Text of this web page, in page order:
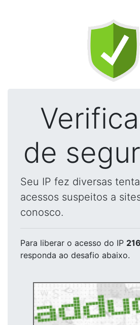
de
Seu IP fez diversas
acessos suspeitos a
conosco.
Para liberar o acesso do IP
responda ao desafio abaixo.